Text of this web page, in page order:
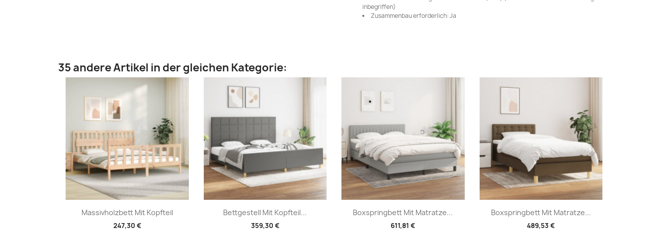
inbegriffen)
Zusammenbau erforderlich: Ja
35 andere Artikel in der gleichen Kategorie:
Massivholzbett Mit Kopfteil
247,30 €
Vorschau Bettgestell Mit Kopfteil...
359,30 €
Vorschau Boxspringbett Mit Matratze...
611,81 €
Vorschau Boxspringbett Mit Matratze...
489,53 €
Vorschau